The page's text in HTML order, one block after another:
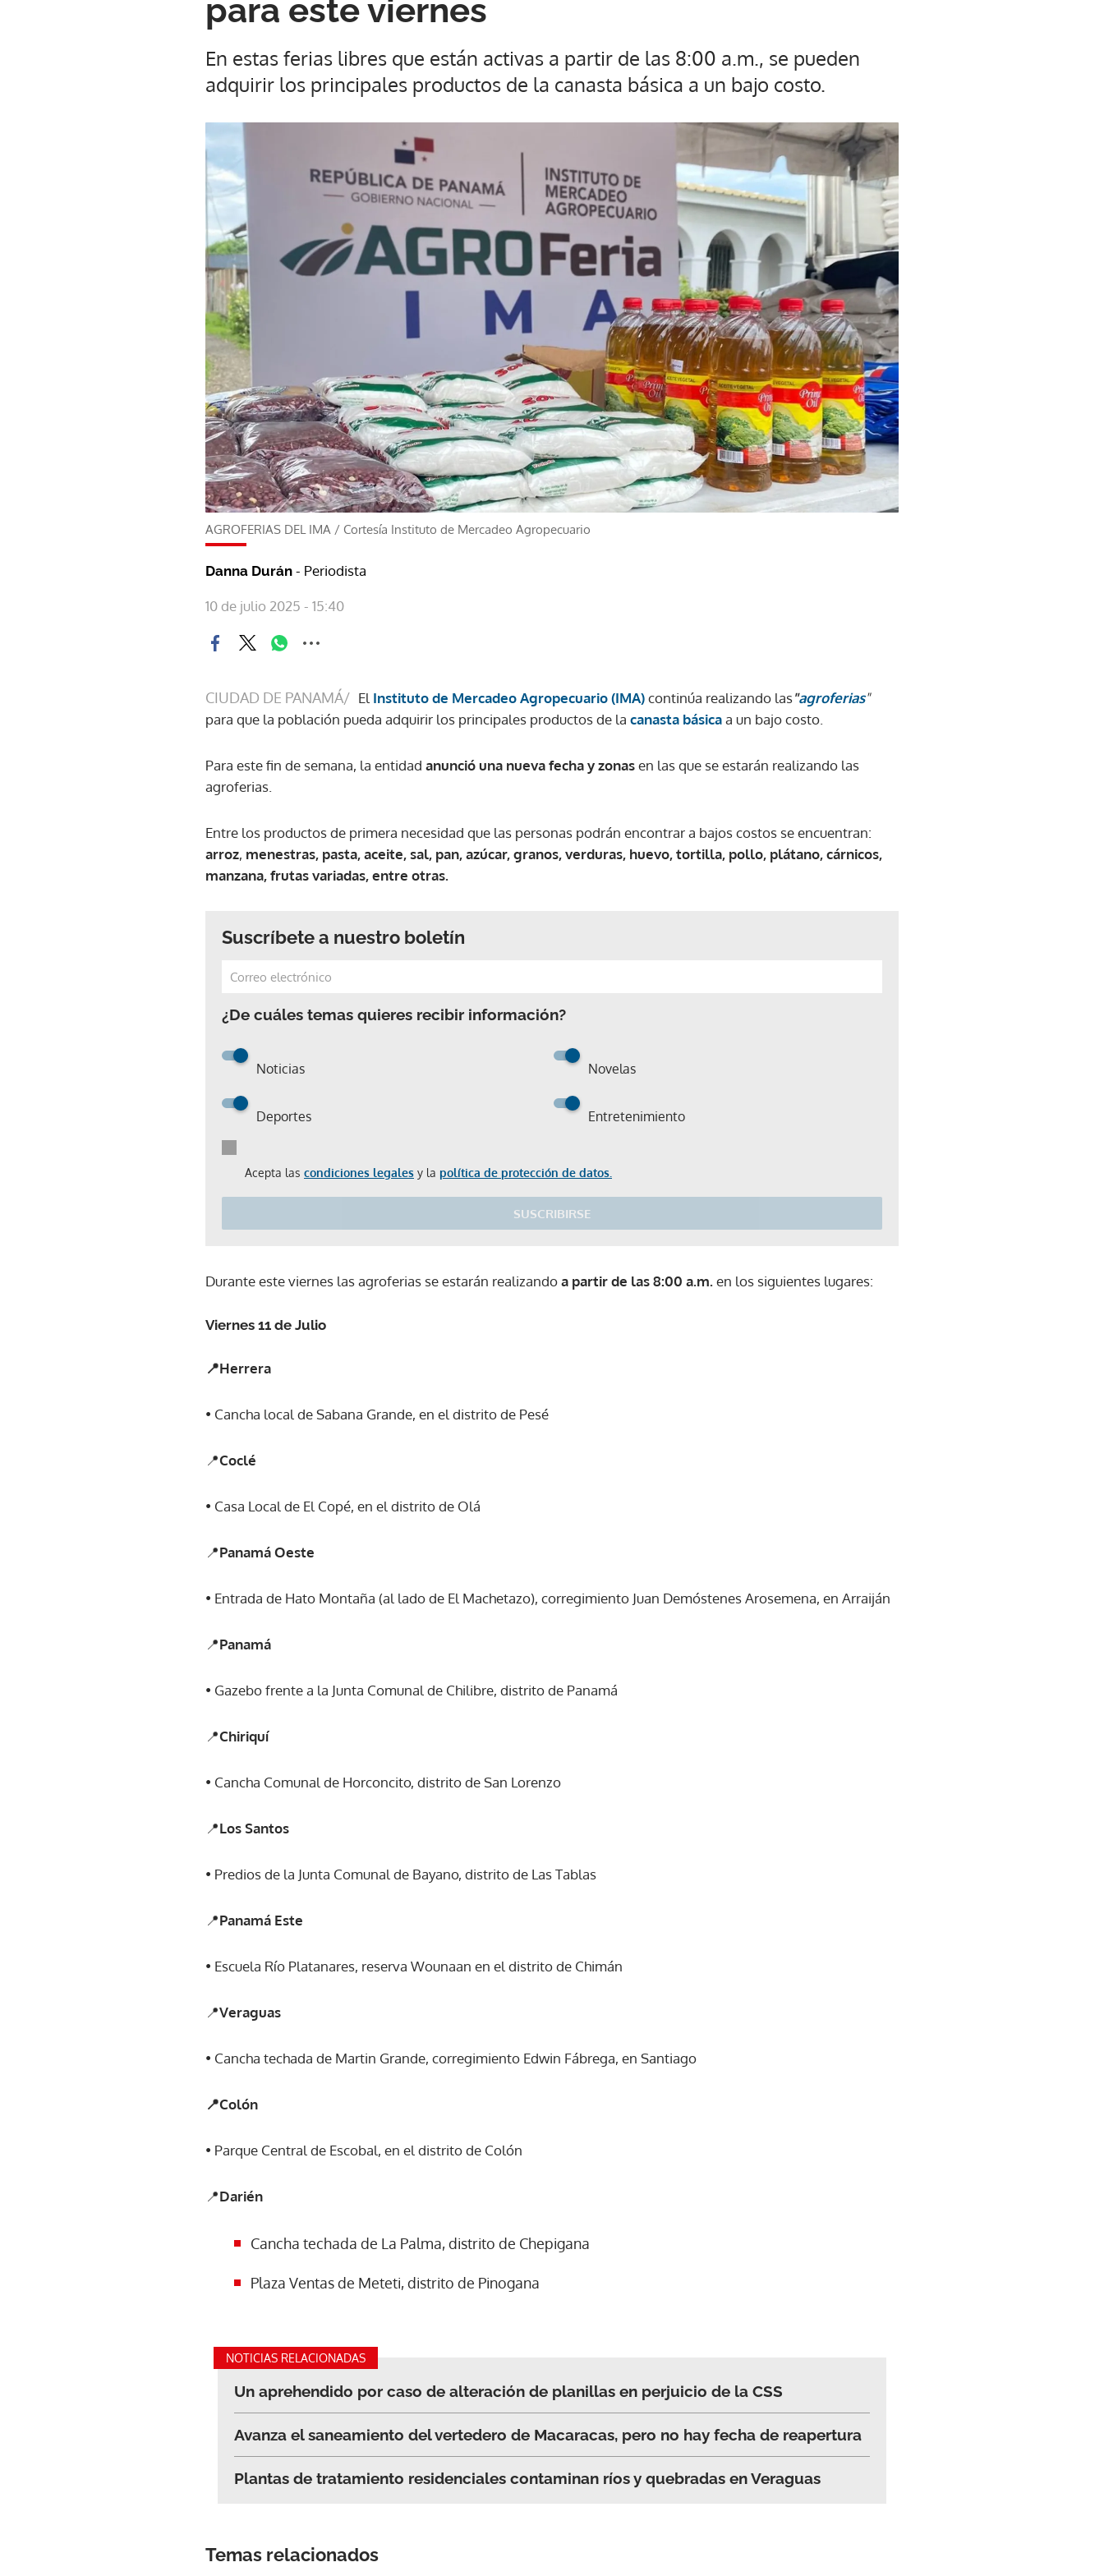
para este viernes
En estas ferias libres que están activas a partir de las 8:00 a.m., se pueden
adquirir los principales productos de la canasta básica a un bajo costo.
AGROFERIAS DEL IMA / Cortesía Instituto de Mercadeo Agropecuario
Danna Durán - Periodista
10 de julio 2025 - 15:40
CIUDAD DE PANAMÁ/ El Instituto de Mercadeo Agropecuario (IMA)continúa realizando las"agroferias"
para que la población pueda adquirir los principales productos de la canasta básicaa un bajo costo.
Para este fin de semana, la entidad anunció una nueva fecha y zonasen las que se estarán realizando las
agroferias.
Entre los productos de primera necesidad que las personas podrán encontrar a bajos costos se encuentran:
arroz, menestras, pasta, aceite, sal, pan, azúcar, granos, verduras, huevo, tortilla, pollo, plátano, cárnicos,
manzana, frutas variadas, entre otras.
Suscríbete a nuestro boletín
¿De cuáles temas quieres recibir información?
Noticias Novelas
Deportes Entretenimiento
Acepta las condiciones legales y la política de protección de datos.
SUSCRIBIRSE
Durante este viernes las agroferias se estarán realizandoa partir de las 8:00 a.m.en los siguientes lugares:
Viernes 11 de Julio
📍Herrera
• Cancha local de Sabana Grande, en el distrito de Pesé
📍Coclé
• Casa Local de El Copé, en el distrito de Olá
📍Panamá Oeste
• Entrada de Hato Montaña (al lado de El Machetazo), corregimiento Juan Demóstenes Arosemena, en Arraiján
📍Panamá
• Gazebo frente a la Junta Comunal de Chilibre, distrito de Panamá
📍Chiriquí
• Cancha Comunal de Horconcito, distrito de San Lorenzo
📍Los Santos
• Predios de la Junta Comunal de Bayano, distrito de Las Tablas
📍Panamá Este
• Escuela Río Platanares, reserva Wounaan en el distrito de Chimán
📍Veraguas
• Cancha techada de Martin Grande, corregimiento Edwin Fábrega, en Santiago
📍Colón
• Parque Central de Escobal, en el distrito de Colón
📍Darién
Cancha techada de La Palma, distrito de Chepigana
Plaza Ventas de Meteti, distrito de Pinogana
NOTICIAS RELACIONADAS
Un aprehendido por caso de alteración de planillas en perjuicio de la CSS
Avanza el saneamiento del vertedero de Macaracas, pero no hay fecha de reapertura
Plantas de tratamiento residenciales contaminan ríos y quebradas en Veraguas
Temas relacionados